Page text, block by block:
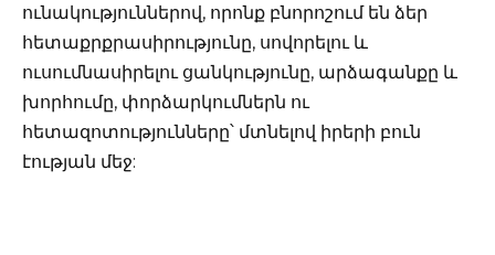
ունակություններով, որոնք բնորոշում են ձեր
հետաքրքրասիրությունը, սովորելու և
ուսումնասիրելու ցանկությունը, արձագանքը և
խորհումը, փորձարկումներն ու
հետազոտությունները՝ մտնելով իրերի բուն
էության մեջ: